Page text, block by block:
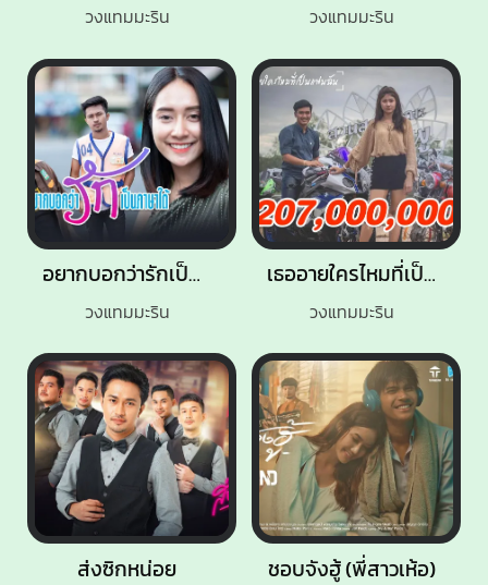
เธออายใครไหมที่เป็นแฟนฉัน
วงแทมมะริน
วงแทมมะริน วงแทมมะริน
อยากบอกว่ารักเป็นภาษาใต้
วงแทมมะริน
ส่งซิกหน่อย ชอบจังฮู้ (พี่สาวเห้อ)